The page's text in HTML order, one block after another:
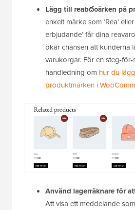
Lägg till reabదంärken på
enkelt märke som ‘Rea’
erbjudande’ får dina
ökar chansen att kunderna
varukorgar. För en steg-
handledning om hur du
produktmärken i
Använd lagerräknare för
Att visa ett meddelande